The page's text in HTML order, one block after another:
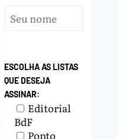
ESCOLHA AS LISTAS
QUE DESEJA
ASSINAR:
Editorial
BdF
Ponto